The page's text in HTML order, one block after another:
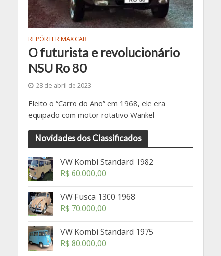
REPÓRTER MAXICAR
O futurista e revolucionário
NSU Ro 80
28 de abril de 2023
Eleito o “Carro do Ano” em 1968, ele era
equipado com motor rotativo Wankel
Novidades dos Classificados
VW Kombi Standard 1982
R$ 60.000,00
VW Fusca 1300 1968
R$ 70.000,00
VW Kombi Standard 1975
R$ 80.000,00